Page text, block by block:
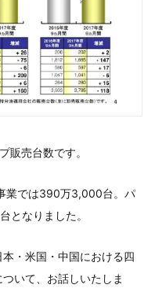
販売台数です。
業では390万3,000台。パ
となりました。
・米国・中国における四
いて、お話しいたしま